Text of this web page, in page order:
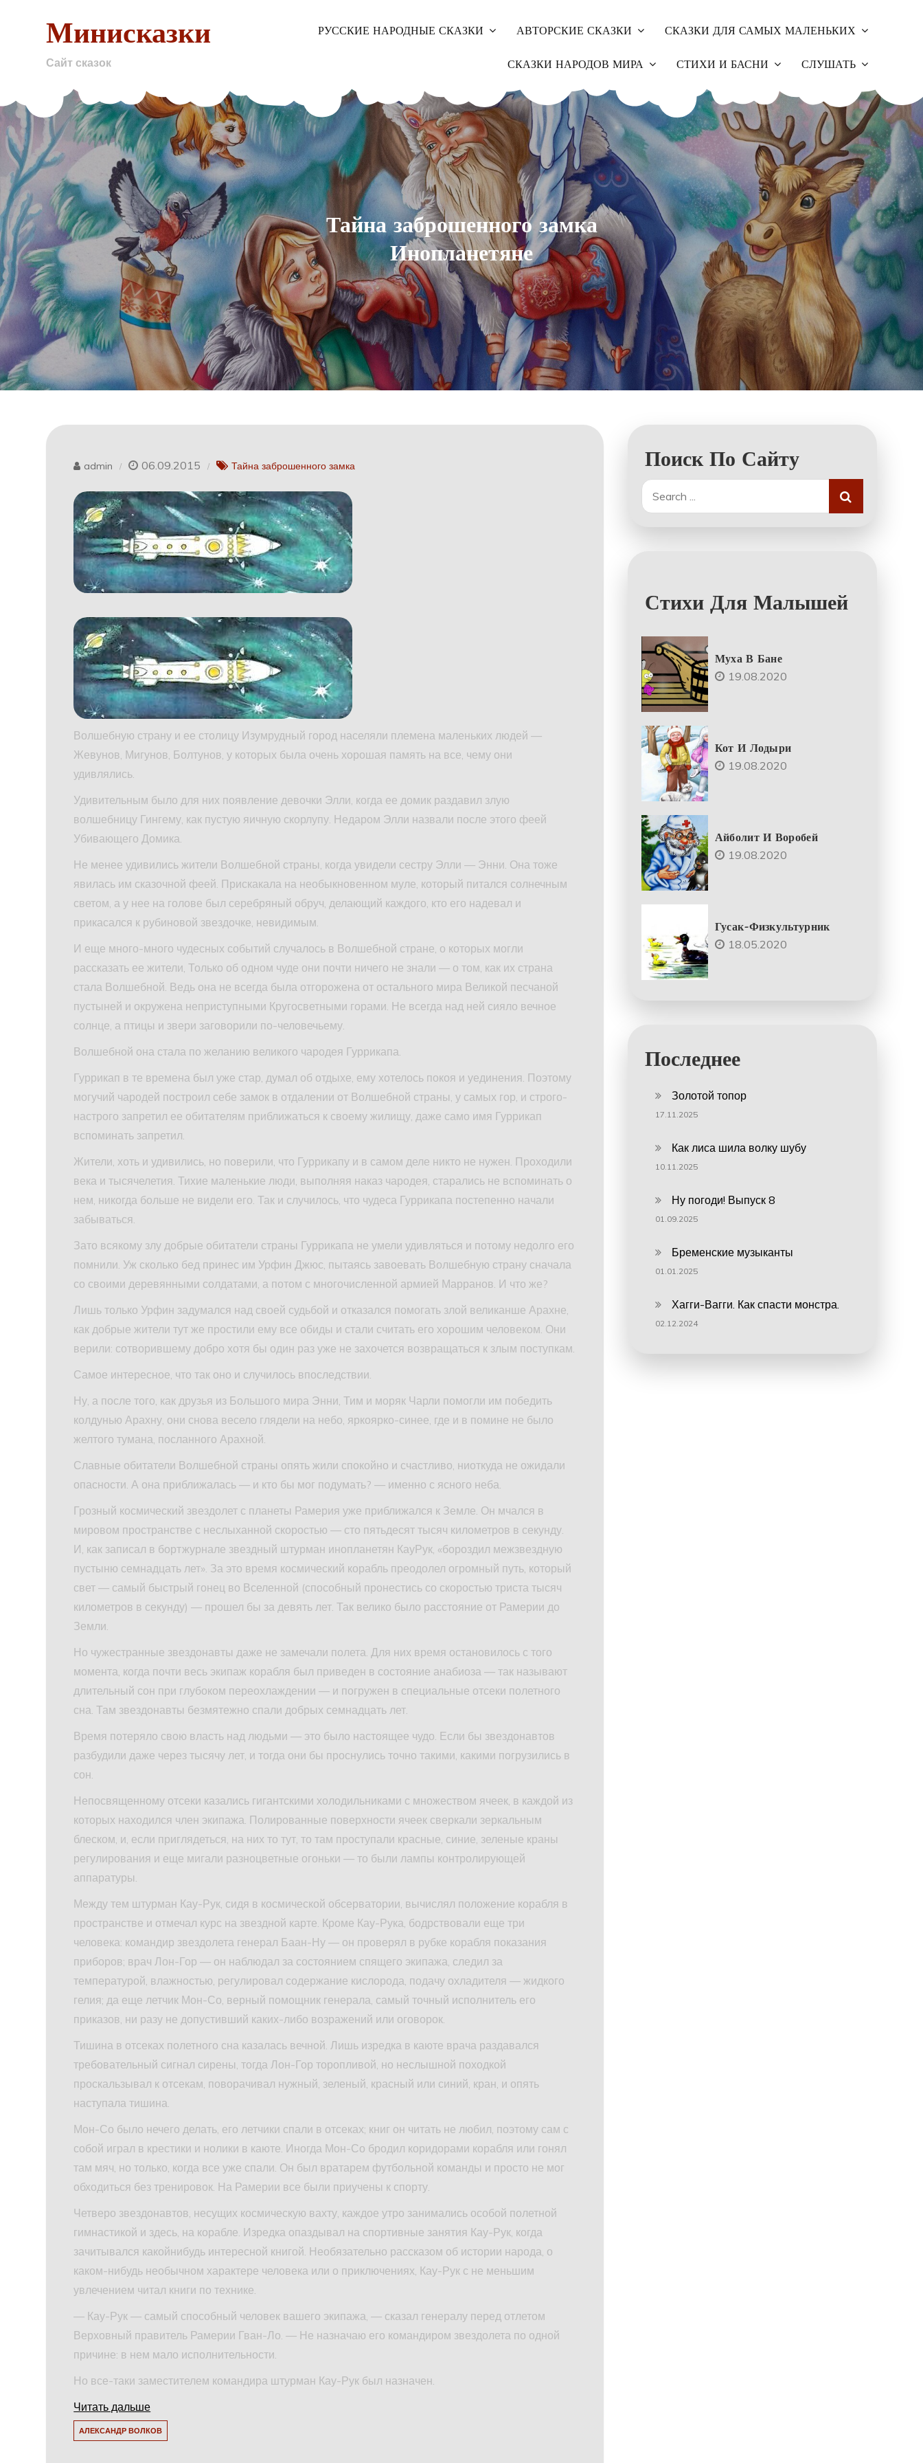
Минисказки
Сайт сказок
РУССКИЕ НАРОДНЫЕ СКАЗКИ АВТОРСКИЕ СКАЗКИ СКАЗКИ ДЛЯ САМЫХ МАЛЕНЬКИХ
СКАЗКИ НАРОДОВ МИРА СТИХИ И БАСНИ СЛУШАТЬ
Тайна заброшенного замка
Инопланетяне
admin 06.09.2015 Тайна заброшенного замка
Волшебную страну и ее столицу Изумрудный город населяли племена маленьких людей —
Жевунов, Мигунов, Болтунов, у которых была очень хорошая память на все, чему они
удивлялись.
Удивительным было для них появление девочки Элли, когда ее домик раздавил злую
волшебницу Гингему, как пустую яичную скорлупу. Недаром Элли назвали после этого феей
Убивающего Домика.
Не менее удивились жители Волшебной страны, когда увидели сестру Элли — Энни. Она тоже
явилась им сказочной феей. Прискакала на необыкновенном муле, который питался солнечным
светом, а у нее на голове был серебряный обруч, делающий каждого, кто его надевал и
прикасался к рубиновой звездочке, невидимым.
И еще много-много чудесных событий случалось в Волшебной стране, о которых могли
рассказать ее жители, Только об одном чуде они почти ничего не знали — о том, как их страна
стала Волшебной. Ведь она не всегда была отгорожена от остального мира Великой песчаной
пустыней и окружена неприступными Кругосветными горами. Не всегда над ней сияло вечное
солнце, а птицы и звери заговорили по-человечьему.
Волшебной она стала по желанию великого чародея Гуррикапа.
Гуррикап в те времена был уже стар, думал об отдыхе, ему хотелось покоя и уединения. Поэтому
могучий чародей построил себе замок в отдалении от Волшебной страны, у самых гор, и строго-
настрого запретил ее обитателям приближаться к своему жилищу, даже само имя Гуррикап
вспоминать запретил.
Жители, хоть и удивились, но поверили, что Гуррикапу и в самом деле никто не нужен. Проходили
века и тысячелетия. Тихие маленькие люди, выполняя наказ чародея, старались не вспоминать о
нем, никогда больше не видели его. Так и случилось, что чудеса Гуррикапа постепенно начали
забываться.
Зато всякому злу добрые обитатели страны Гуррикапа не умели удивляться и потому недолго его
помнили. Уж сколько бед принес им Урфин Джюс, пытаясь завоевать Волшебную страну сначала
со своими деревянными солдатами, а потом с многочисленной армией Марранов. И что же?
Лишь только Урфин задумался над своей судьбой и отказался помогать злой великанше Арахне,
как добрые жители тут же простили ему все обиды и стали считать его хорошим человеком. Они
верили: сотворившему добро хотя бы один раз уже не захочется возвращаться к злым поступкам.
Самое интересное, что так оно и случилось впоследствии.
Ну, а после того, как друзья из Большого мира Энни, Тим и моряк Чарли помогли им победить
колдунью Арахну, они снова весело глядели на небо, яркоярко-синее, где и в помине не было
желтого тумана, посланного Арахной.
Славные обитатели Волшебной страны опять жили спокойно и счастливо, ниоткуда не ожидали
опасности. А она приближалась — и кто бы мог подумать? — именно с ясного неба.
Грозный космический звездолет с планеты Рамерия уже приближался к Земле. Он мчался в
мировом пространстве с неслыханной скоростью — сто пятьдесят тысяч километров в секунду.
И, как записал в бортжурнале звездный штурман инопланетян КауРук, «бороздил межзвездную
пустыню семнадцать лет». За это время космический корабль преодолел огромный путь, который
свет — самый быстрый гонец во Вселенной (способный пронестись со скоростью триста тысяч
километров в секунду) — прошел бы за девять лет. Так велико было расстояние от Рамерии до
Земли.
Но чужестранные звездонавты даже не замечали полета. Для них время остановилось с того
момента, когда почти весь экипаж корабля был приведен в состояние анабиоза — так называют
длительный сон при глубоком переохлаждении — и погружен в специальные отсеки полетного
сна. Там звездонавты безмятежно спали добрых семнадцать лет.
Время потеряло свою власть над людьми — это было настоящее чудо. Если бы звездонавтов
разбудили даже через тысячу лет, и тогда они бы проснулись точно такими, какими погрузились в
сон.
Непосвященному отсеки казались гигантскими холодильниками с множеством ячеек, в каждой из
которых находился член экипажа. Полированные поверхности ячеек сверкали зеркальным
блеском, и, если приглядеться, на них то тут, то там проступали красные, синие, зеленые краны
регулирования и еще мигали разноцветные огоньки — то были лампы контролирующей
аппаратуры.
Между тем штурман Кау-Рук, сидя в космической обсерватории, вычислял положение корабля в
пространстве и отмечал курс на звездной карте. Кроме Кау-Рука, бодрствовали еще три
человека: командир звездолета генерал Баан-Ну — он проверял в рубке корабля показания
приборов; врач Лон-Гор — он наблюдал за состоянием спящего экипажа, следил за
температурой, влажностью, регулировал содержание кислорода, подачу охладителя — жидкого
гелия; да еще летчик Мон-Со, верный помощник генерала, самый точный исполнитель его
приказов, ни разу не допустивший каких-либо возражений или оговорок.
Тишина в отсеках полетного сна казалась вечной. Лишь изредка в каюте врача раздавался
требовательный сигнал сирены, тогда Лон-Гор торопливой, но неслышной походкой
проскальзывал к отсекам, поворачивал нужный, зеленый, красный или синий, кран, и опять
наступала тишина.
Мон-Со было нечего делать, его летчики спали в отсеках; книг он читать не любил, поэтому сам с
собой играл в крестики и нолики в каюте. Иногда Мон-Со бродил коридорами корабля или гонял
там мяч, но только, когда все уже спали. Он был вратарем футбольной команды и просто не мог
обходиться без тренировок. На Рамерии все были приучены к спорту.
Четверо звездонавтов, несущих космическую вахту, каждое утро занимались особой полетной
гимнастикой и здесь, на корабле. Изредка опаздывал на спортивные занятия Кау-Рук, когда
зачитывался какойнибудь интересной книгой. Необязательно рассказом об истории народа, о
каком-нибудь необычном характере человека или о приключениях, Кау-Рук с не меньшим
увлечением читал книги по технике.
— Кау-Рук — самый способный человек вашего экипажа, — сказал генералу перед отлетом
Верховный правитель Рамерии Гван-Ло. — Не назначаю его командиром звездолета по одной
причине: в нем мало исполнительности.
Но все-таки заместителем командира штурман Кау-Рук был назначен.
Читать дальше
АЛЕКСАНДР ВОЛКОВ
Поиск По Сайту
Search
for:
Стихи Для Малышей
Муха В Бане
19.08.2020
Кот И Лодыри
19.08.2020
Айболит И Воробей
19.08.2020
Гусак-Физкультурник
18.05.2020
Последнее
Золотой топор
17.11.2025
Как лиса шила волку шубу
10.11.2025
Ну погоди! Выпуск 8
01.09.2025
Бременские музыканты
01.01.2025
Хагги-Вагги. Как спасти монстра.
02.12.2024